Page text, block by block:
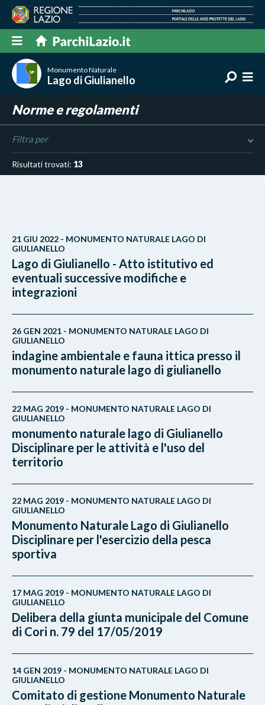
Monumento Naturale
Lago di Giulianello
Norme e regolamenti
Filtra per
Risultati trovati: 13
21 GIU 2022 - MONUMENTO NATURALE LAGO DI
GIULIANELLO
Lago di Giulianello - Atto istitutivo ed
eventuali successive modifiche e
integrazioni
26 GEN 2021 - MONUMENTO NATURALE LAGO DI
GIULIANELLO
indagine ambientale e fauna ittica presso il
monumento naturale lago di giulianello
22 MAG 2019 - MONUMENTO NATURALE LAGO DI
GIULIANELLO
monumento naturale lago di Giulianello
Disciplinare per le attività e l'uso del
territorio
22 MAG 2019 - MONUMENTO NATURALE LAGO DI
GIULIANELLO
Monumento Naturale Lago di Giulianello
Disciplinare per l'esercizio della pesca
sportiva
17 MAG 2019 - MONUMENTO NATURALE LAGO DI
GIULIANELLO
Delibera della giunta municipale del Comune
di Cori n. 79 del 17/05/2019
14 GEN 2019 - MONUMENTO NATURALE LAGO DI
GIULIANELLO
Comitato di gestione Monumento Naturale